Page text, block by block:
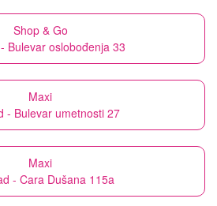
Shop & Go
Bulevar oslobođenja 33
Maxi
- Bulevar umetnosti 27
Maxi
- Cara Dušana 115a